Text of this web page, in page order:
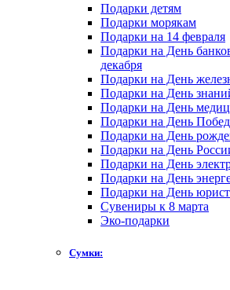
Подарки детям
Подарки морякам
Подарки на 14 февраля
Подарки на День
декабря
Подарки на День
Подарки на День
Подарки на День
Подарки на День
Подарки на День
Подарки на День
Подарки на День
Подарки на День
Подарки на День
Сувениры к 8 марта
Эко-подарки
Сумки: